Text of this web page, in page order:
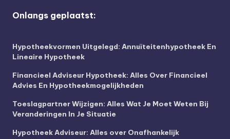
Onlangs geplaatst:
Hypotheekvormen Uitgelegd: Annuïteitenhypotheek En
Lineaire Hypotheek
Financieel Adviseur Hypotheek: Alles Over Financieel
Advies En Hypotheekmogelijkheden
Toeslagpartner Wijzigen: Alles Wat Je Moet Weten Bij
Veranderingen In Je Situatie
Hypotheek Adviseur: Alles over Onafhankelijk